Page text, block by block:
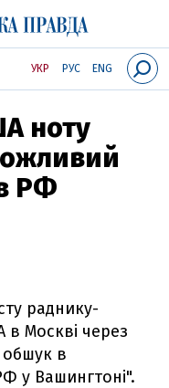
УКР РУС ENG
ноту
РФ
раднику-
Москві через
в
у Вашингтоні".